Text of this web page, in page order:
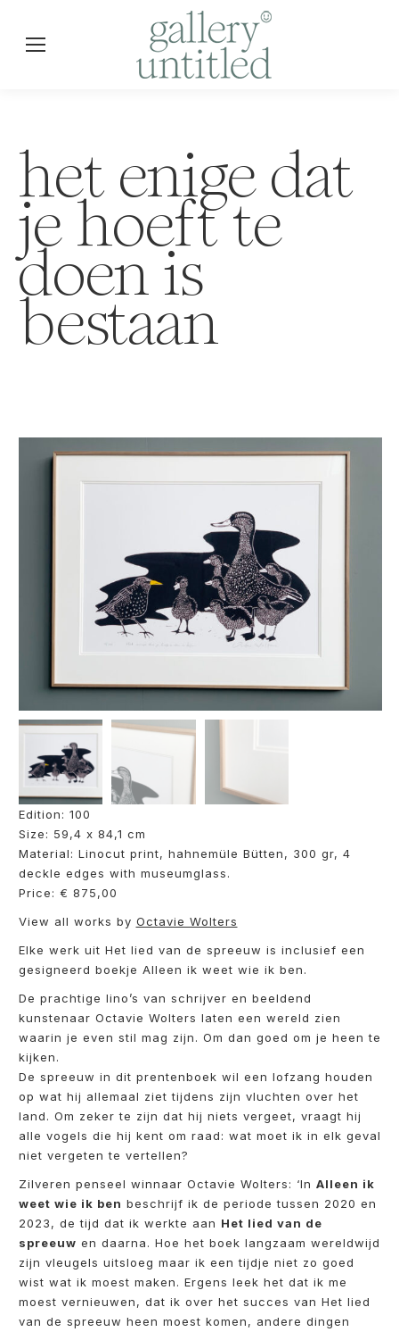
het enige dat
je hoeft te
doen is
bestaan
Edition: 100
Size: 59,4 x 84,1 cm
Material: Linocut print, hahnemüle Bütten, 300 gr, 4
deckle edges with museumglass.
Price: € 875,00
View all works by Octavie Wolters
Elke werk uit Het lied van de spreeuw is inclusief een
gesigneerd boekje Alleen ik weet wie ik ben.
De prachtige lino’s van schrijver en beeldend
kunstenaar Octavie Wolters laten een wereld zien
waarin je even stil mag zijn. Om dan goed om je heen te
kijken.
De spreeuw in dit prentenboek wil een lofzang houden
op wat hij allemaal ziet tijdens zijn vluchten over het
land. Om zeker te zijn dat hij niets vergeet, vraagt hij
alle vogels die hij kent om raad: wat moet ik in elk geval
niet vergeten te vertellen?
Zilveren penseel winnaar Octavie Wolters: ‘In Alleen ik
weet wie ik ben beschrijf ik de periode tussen 2020 en
2023, de tijd dat ik werkte aan Het lied van de
spreeuw en daarna. Hoe het boek langzaam wereldwijd
zijn vleugels uitsloeg maar ik een tijdje niet zo goed
wist wat ik moest maken. Ergens leek het dat ik me
moest vernieuwen, dat ik over het succes van Het lied
van de spreeuw heen moest komen, andere dingen